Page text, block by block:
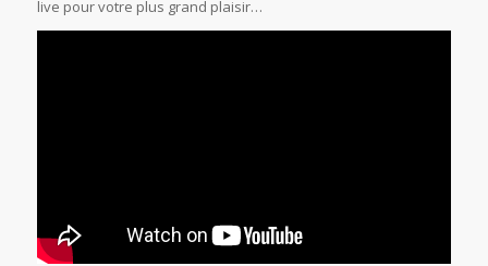
live pour votre plus grand plaisir…